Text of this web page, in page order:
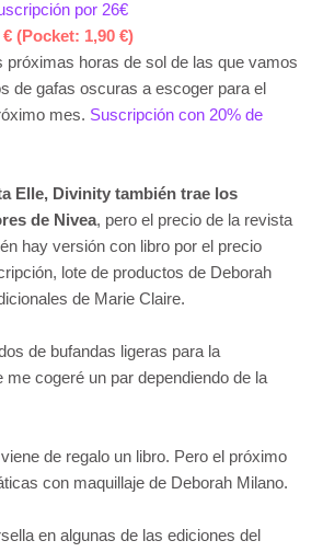
por 26€
(Pocket: 1,90 €)
próximas horas de sol de las que vamos
de gafas oscuras a escoger para el
mes. Suscripción con 20% de
Elle, Divinity también trae los
de Nivea, pero el precio de la revista
hay versión con libro por el precio
lote de productos de Deborah
de Marie Claire.
de bufandas ligeras para la
me cogeré un par dependiendo de la
de regalo un libro. Pero el próximo
con maquillaje de Deborah Milano.
en algunas de las ediciones del